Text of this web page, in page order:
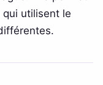
utilisent le